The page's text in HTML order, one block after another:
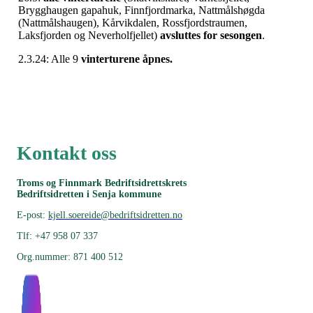
Brygghaugen gapahuk, Finnfjordmarka, Nattmålshøgda
(Nattmålshaugen), Kårvikdalen, Rossfjordstraumen,
Laksfjorden og Neverholfjellet) avsluttes for sesongen.
2.3.24: Alle 9 vinterturene åpnes.
Kontakt oss
Troms og Finnmark Bedriftsidrettskrets
Bedriftsidretten i Senja kommune
E-post: kjell.soereide@bedriftsidretten.no
Tlf: +47 958 07 337
Org.nummer: 871 400 512